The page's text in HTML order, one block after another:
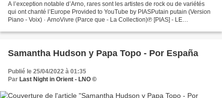
A l’exception notable d’Arno, rares sont les artistes de rock ou de variétés
qui ont chanté l’Europe Provided to YouTube by PIASPutain putain (Version
Piano - Voix) · ArnoVivre (Parce que - La Collection)℗ [PIAS] - LE
Samantha Hudson y Papa Topo - Por España
Publié le 25/04/2022 à 01:35
Par Last Night in Orient - LNO ©